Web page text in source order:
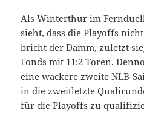
Als Winterthur im
sieht, dass die Playoffs
bricht der Damm, zuletzt
Fonds mit 11:2 Toren.
eine wackere zweite NLB-
in die zweitletzte
für die Playoffs zu